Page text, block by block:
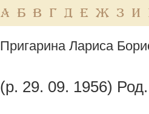
А Б В Г Д Е Ж З И
Пригарина Лариса
(р. 29. 09. 1956)